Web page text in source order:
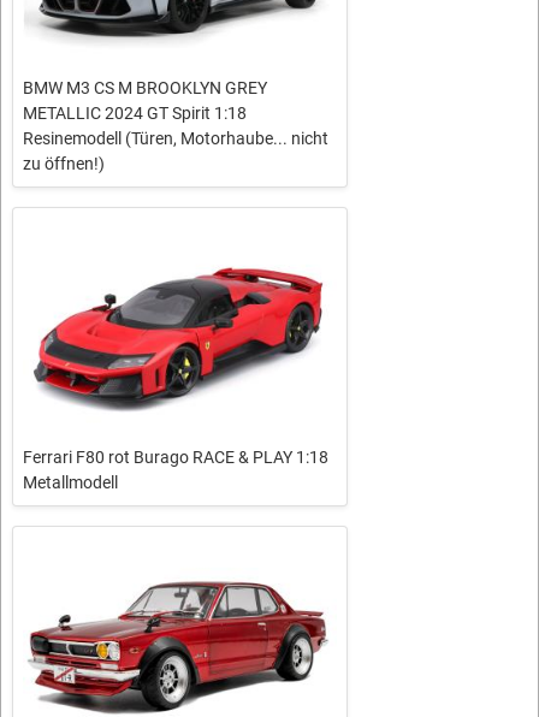
BMW M3 CS M BROOKLYN GREY
METALLIC 2024 GT Spirit 1:18
Resinemodell (Türen, Motorhaube... nicht
zu öffnen!)
Ferrari F80 rot Burago RACE & PLAY 1:18
Metallmodell